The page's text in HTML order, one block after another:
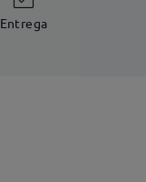
Entrega